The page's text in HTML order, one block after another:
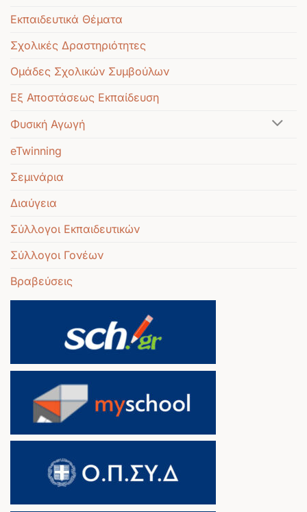
Εκπαιδευτικά Θέματα
Σχολικές Δραστηριότητες
Ομάδες Σχολικών Συμβούλων
Εξ Αποστάσεως Εκπαίδευση
Φυσική Αγωγή
eTwinning
Σεμινάρια
Διαύγεια
Σύλλογοι Εκπαιδευτικών
Σύλλογοι Γονέων
Βραβεύσεις